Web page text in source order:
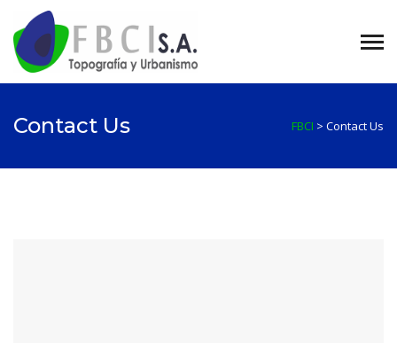
Contact Us FBCI > Contact Us